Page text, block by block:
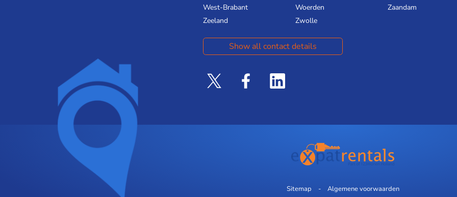
West-Brabant
Woerden
Zaandam
Zeeland
Zwolle
Show all contact details
Sitemap Algemene voorwaarden